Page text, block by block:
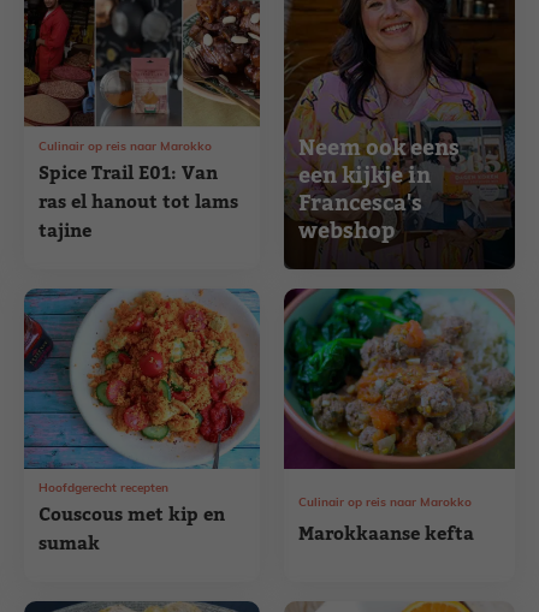
Spice Trail E01: Van
ras el hanout tot lams
tajine
Culinair op reis naar Marokko
Neem ook eens
een kijkje in
Francesca's
webshop
Couscous met kip en
sumak
Hoofdgerecht recepten
Marokkaanse kefta
Culinair op reis naar Marokko